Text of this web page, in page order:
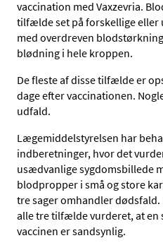
vaccination med Vaxzevria.
tilfælde set på forskellige eller
med overdreven
blødning i hele kroppen.
De fleste af disse tilfælde er
dage efter vaccinationen.
udfald.
Lægemiddelstyrelsen har
indberetninger, hvor det
usædvanlige sygdomsbillede
blodpropper i små og store
tre sager omhandler
alle tre tilfælde vurderet, at en
vaccinen er sandsynlig.